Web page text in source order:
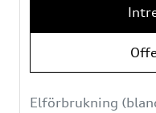
Döda vinkel-
Elförbrukning